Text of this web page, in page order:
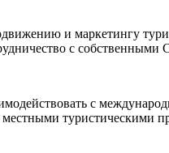
и маркетингу
с
с
туристическими